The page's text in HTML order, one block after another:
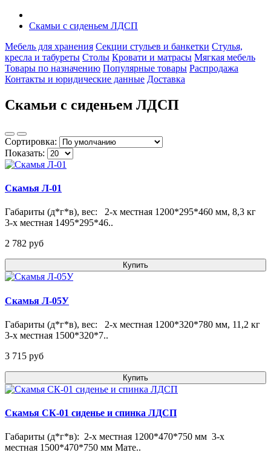
Скамьи с сиденьем ЛДСП
Мебель для хранения Секции стульев и банкетки Стулья,
кресла и табуреты Столы Кровати и матрасы Мягкая мебель
Товары по назначению Популярные товары Распродажа
Контакты и юридические данные Доставка
Скамьи с сиденьем ЛДСП
Сортировка:
Показать:
Скамья Л-01
Габариты (д*г*в), вес: 2-х местная 1200*295*460 мм, 8,3 кг
3-х местная 1495*295*46..
2 782 pуб
Купить
Скамья Л-05У
Габариты (д*г*в), вес: 2-х местная 1200*320*780 мм, 11,2 кг
3-х местная 1500*320*7..
3 715 pуб
Купить
Скамья СК-01 сиденье и спинка ЛДСП
Габариты (д*г*в): 2-х местная 1200*470*750 мм 3-х
местная 1500*470*750 мм Мате..